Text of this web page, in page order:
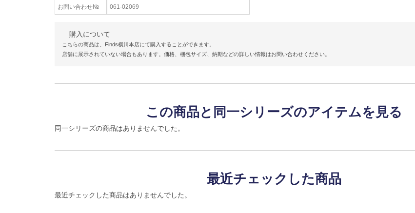
お問い合わせ№ 061-02069
購入について
こちらの商品は、Finds横川本店にて購入することができます。
店舗に展示されていない場合もあります。価格、梱包サイズ、納期などの詳しい情報はお問い合わせください。
この商品と同一シリーズのアイテムを見る
同一シリーズの商品はありませんでした。
最近チェックした商品
最近チェックした商品はありませんでした。